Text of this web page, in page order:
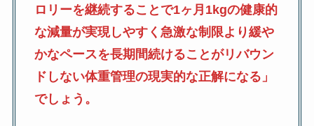
ロリーを継続することで1ヶ月1kgの健康的
な減量が実現しやすく急激な制限より緩や
かなペースを長期間続けることがリバウン
ドしない体重管理の現実的な正解になる」
でしょう。